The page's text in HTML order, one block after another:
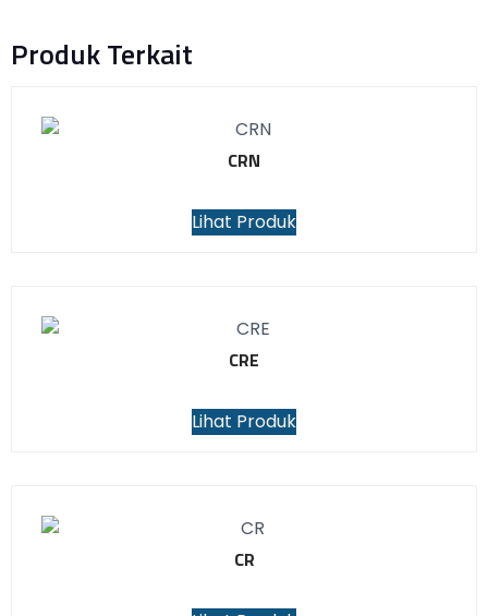
Produk Terkait
CRN
Lihat Produk
CRE
Lihat Produk
CR